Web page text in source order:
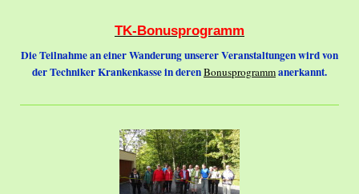
TK-Bonusprogramm
Die Teilnahme an einer Wanderung unserer Veranstaltungen wird von
der Techniker Krankenkasse in derenBonusprogrammanerkannt.